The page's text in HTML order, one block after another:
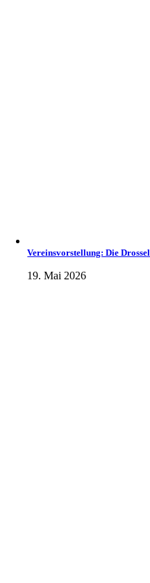
Vereinsvorstellung: Die Drossel
19. Mai 2026